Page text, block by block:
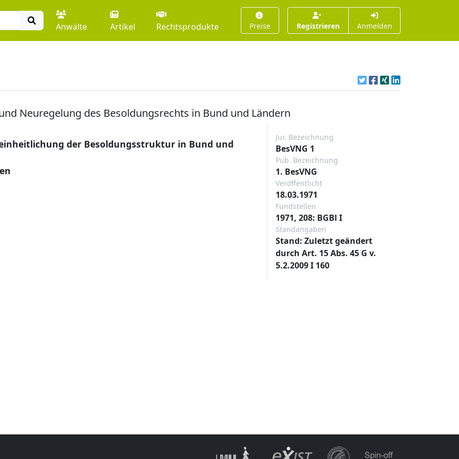
Anwälte Artikel Rechtsprodukte Preise Registrieren Anmelden
Neuregelung des Besoldungsrechts in Bund und Ländern
der Besoldungsstruktur in Bund und
Jur. Bezeichnung
BesVNG 1
Pub. Bezeichnung
1. BesVNG
Veröffentlicht
18.03.1971
Fundstellen
1971, 208: BGBl I
Standangaben
Stand: Zuletzt geändert
durch Art. 15 Abs. 45 G v.
5.2.2009 I 160